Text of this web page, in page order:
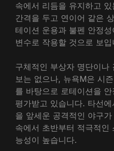
속에서 리듬을 유지하고
간격을 두고 연이어 같은
테이션 운용과 불펜 안정
변수로 작용할 것으로 보입
구체적인 부상자 명단이나
보는 없으나, 뉴욕M은 시
를 바탕으로 로테이션을
평가받고 있습니다. 타선
을 앞세운 공격적인 야구
속에서 초반부터 적극적인
능성이 높습니다.